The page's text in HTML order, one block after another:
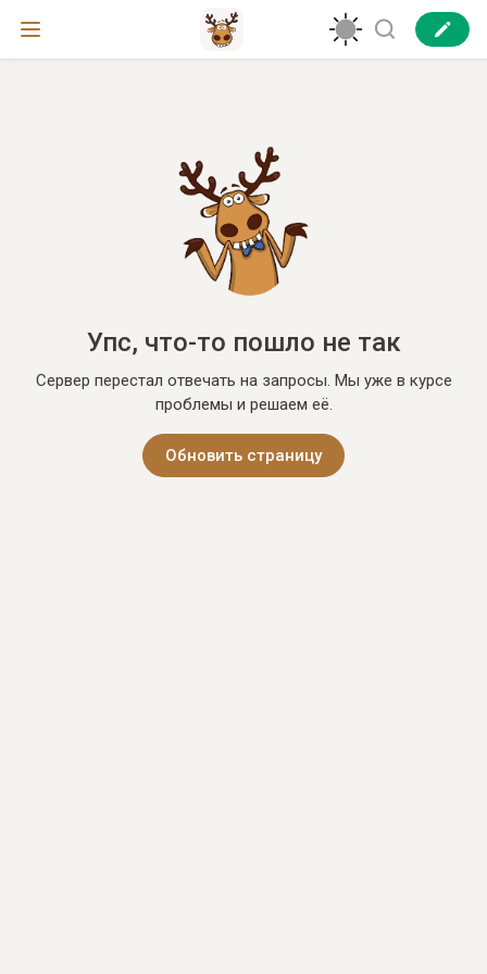
Упс, что-то пошло не так
Сервер перестал отвечать на запросы. Мы уже в курсе
проблемы и решаем её.
Обновить страницу